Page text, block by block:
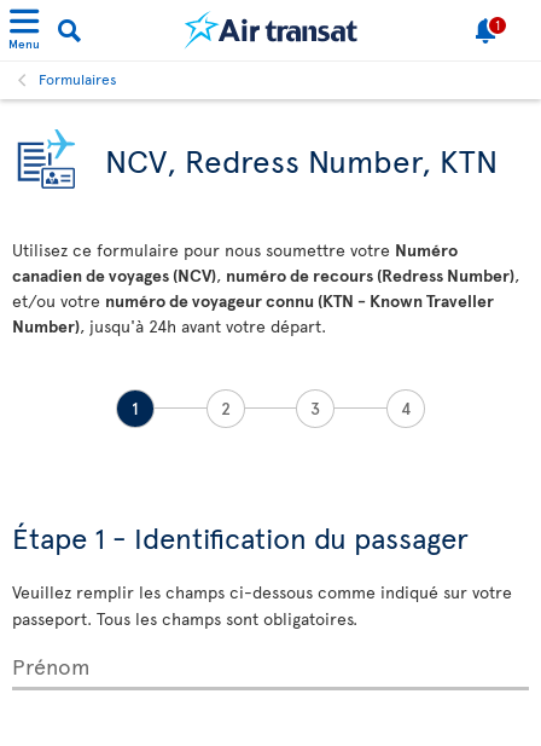
Menu
1
Formulaires
NCV, Redress Number, KTN
Utilisez ce formulaire pour nous soumettre votre Numéro
canadien de voyages (NCV), numéro de recours (Redress Number),
et/ou votre numéro de voyageur connu (KTN - Known Traveller
Number), jusqu'à 24h avant votre départ.
1 2 3 4
Étape 1 - Identification du passager
Veuillez remplir les champs ci-dessous comme indiqué sur votre
passeport. Tous les champs sont obligatoires.
Prénom